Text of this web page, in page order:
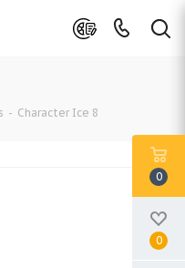
- Character Ice 8
0
0